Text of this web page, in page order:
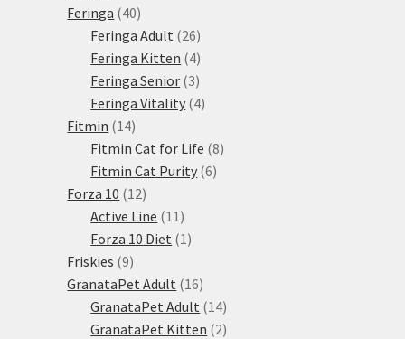
produkty
Feringa 4040
produktů
Feringa Adult 2626
produktů
Feringa Kitten 44
produkty
Feringa Senior 33
produkty
Feringa Vitality 44
Fitmin 1414
produktů
Fitmin Cat for Life 88
Fitmin Cat Purity 66
Forza 10 1212
produktů
Active Line 11 11
produktů
Forza 10 Diet 1 1
Friskies 99
produktů
GranataPet Adult 1616
produktů
GranataPet Adult 1414
produktů
GranataPet Kitten 22